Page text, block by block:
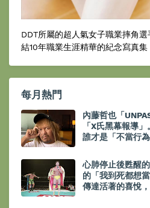
DDT所屬的超人氣女子職業摔角
結10年職業生涯精華的紀念寫真集
每月熱門
內藤哲也「
「X氏黑幕報導
誰才是「不當行
心肺停止後甦醒
的「我到死都想
傳達活著的喜悅